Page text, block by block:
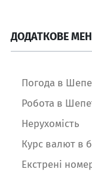
ДОДАТКОВЕ
Погода в
Робота в
Нерухомість
Курс валют в
Екстрені